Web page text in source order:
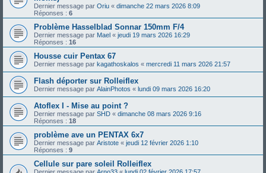
Dernier message par Oriu « dimanche 22 mars 2026 8:09
Réponses : 6
Problème Hasselblad Sonnar 150mm F/4
Dernier message par Mael « jeudi 19 mars 2026 16:29
Réponses : 16
Housse cuir Pentax 67
Dernier message par kagathoskalos « mercredi 11 mars 2026 21:57
Flash déporter sur Rolleiflex
Dernier message par AlainPhotos « lundi 09 mars 2026 16:20
Atoflex I - Mise au point ?
Dernier message par SHD « dimanche 08 mars 2026 9:16
Réponses : 18
problème ave un PENTAX 6x7
Dernier message par Aristote « jeudi 12 février 2026 1:10
Réponses : 9
Cellule sur pare soleil Rolleiflex